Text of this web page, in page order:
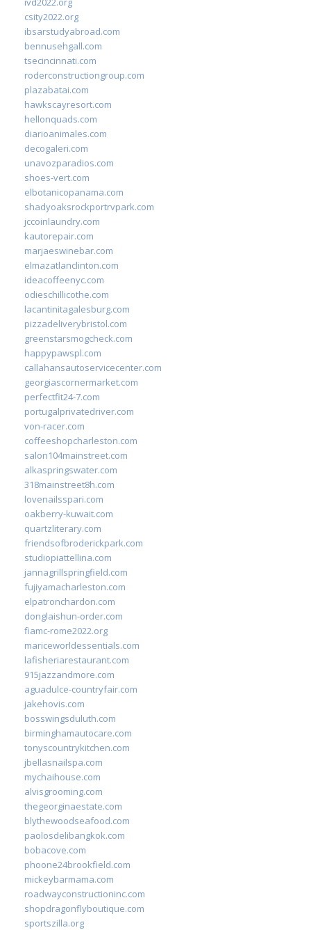
csity2022.org
ibsarstudyabroad.com
bennusehgall.com
tsecincinnati.com
roderconstructiongroup.com
plazabatai.com
hawkscayresort.com
hellonquads.com
diarioanimales.com
decogaleri.com
unavozparadios.com
shoes-vert.com
elbotanicopanama.com
shadyoaksrockportrvpark.com
jccoinlaundry.com
kautorepair.com
marjaeswinebar.com
elmazatlanclinton.com
ideacoffeenyc.com
odieschillicothe.com
lacantinitagalesburg.com
pizzadeliverybristol.com
greenstarsmogcheck.com
happypawspl.com
callahansautoservicecenter.com
georgiascornermarket.com
perfectfit24-7.com
portugalprivatedriver.com
von-racer.com
coffeeshopcharleston.com
salon104mainstreet.com
alkaspringswater.com
318mainstreet8h.com
lovenailsspari.com
oakberry-kuwait.com
quartzliterary.com
friendsofbroderickpark.com
studiopiattellina.com
jannagrillspringfield.com
fujiyamacharleston.com
elpatronchardon.com
donglaishun-order.com
fiamc-rome2022.org
mariceworldessentials.com
lafisheriarestaurant.com
915jazzandmore.com
aguadulce-countryfair.com
jakehovis.com
bosswingsduluth.com
birminghamautocare.com
tonyscountrykitchen.com
jbellasnailspa.com
mychaihouse.com
alvisgrooming.com
thegeorginaestate.com
blythewoodseafood.com
paolosdelibangkok.com
bobacove.com
phoone24brookfield.com
mickeybarmama.com
roadwayconstructioninc.com
shopdragonflyboutique.com
sportszilla.org